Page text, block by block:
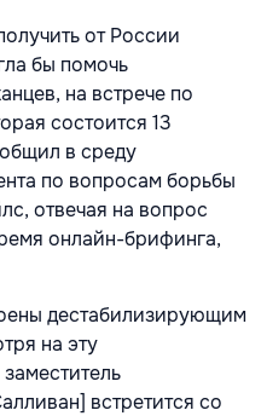
от России
бы помочь
на встрече по
состоится 13
в среду
по вопросам борьбы
отвечая на вопрос
онлайн-брифинга,
дестабилизирующим
на эту
встретится со